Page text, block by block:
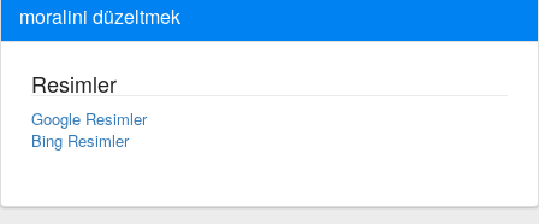
moralini düzeltmek
Resimler
Google Resimler
Bing Resimler